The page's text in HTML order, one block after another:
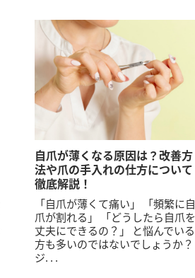
自爪が薄くなる原因は？改善方
法や爪の手入れの仕方について
徹底解説！
「自爪が薄くて痛い」 「頻繁に自
爪が割れる」 「どうしたら自爪を
丈夫にできるの？」 と悩んでいる
方も多いのではないでしょうか？
ジ. . .